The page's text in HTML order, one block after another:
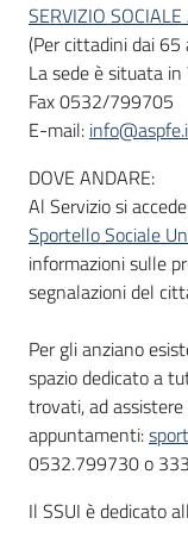
SERVIZIO
(Per cittadini dai 65
La sede è situata
Fax 0532/799705
E-mail:
DOVE ANDARE:
Al Servizio si
Sportello Sociale
informazioni sulle
segnalazioni del
Per gli anziano
spazio dedicato a
trovati, ad
appuntamenti:
0532.799730 o
Il SSUI è dedicato